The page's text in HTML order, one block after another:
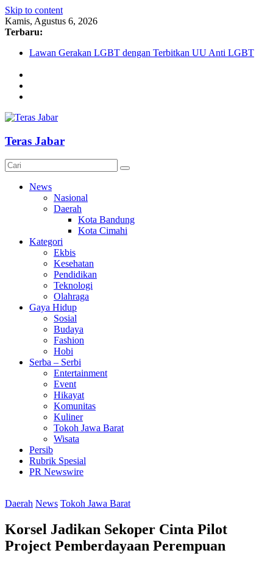
Skip to content
Kamis, Agustus 6, 2026
Terbaru:
Lawan Gerakan LGBT dengan Terbitkan UU Anti LGBT
Barat Siap Pecahkan Rekor MURI Lewat Festival Tunas
AKU NGONTÉN MAKA AKU ADA
Teras Jabar
News
Nasional
Daerah
Kota Bandung
Kota Cimahi
Kategori
Ekbis
Kesehatan
Pendidikan
Teknologi
Olahraga
Gaya Hidup
Sosial
Budaya
Fashion
Hobi
Serba – Serbi
Entertainment
Event
Hikayat
Komunitas
Kuliner
Tokoh Jawa Barat
Wisata
Persib
Rubrik Spesial
PR Newswire
Daerah News Tokoh Jawa Barat
Korsel Jadikan Sekoper Cinta Pilot
Project Pemberdayaan Perempuan